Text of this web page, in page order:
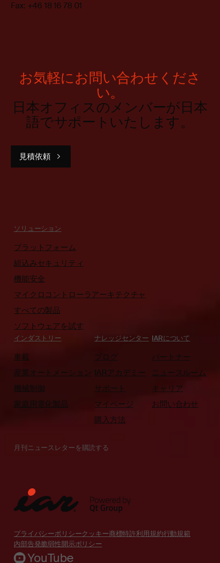
Fax: +46 18 16 78 01
お気軽にお問い合わせくださ
い。
日本オフィスのメンバーが日本
語でサポートいたします。
見積依頼
ソリューション
プラットフォーム
組込みセキュリティ
機能安全
マイクロコントローラアーキテクチャ
すべての製品
ソフトウェアを試す
インダストリー
車載
産業オートメーション
機械制御
家庭用電化製品
ナレッジセンター
ブログ
IARアカデミー
サポート
マイページ
購入方法
IARについて
パートナー
ニュースルーム
キャリア
お問い合わせ
月刊ニュースレターを購読する
プライバシーポリシークッキー商標特許利用規約行動規範
内部告発脆弱性開示ポリシー
YouTube